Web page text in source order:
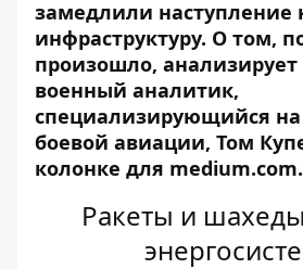
замедлили наступление
инфраструктуру. О том,
произошло, анализирует
военный аналитик,
специализирующийся на
боевой авиации, Том
колонке для medium.com.
Ракеты и